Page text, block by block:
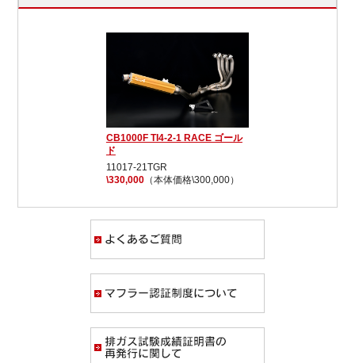
CB1000F TI4-2-1 RACE ゴール
ド
11017-21TGR
\330,000（本体価格\300,000）